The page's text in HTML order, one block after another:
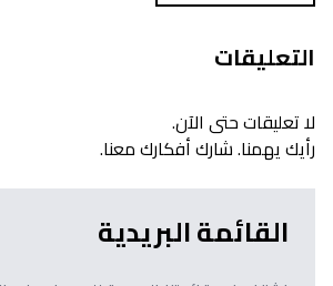
التعليقات
لا تعليقات حتى الآن.
رأيك يهمنا. شارك أفكارك معنا.
القائمة البريدية